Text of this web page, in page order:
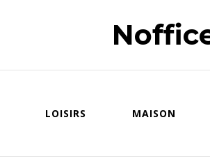
LOISIRS MAISON